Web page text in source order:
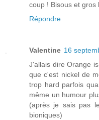
coup ! Bisous et gros
Répondre
Valentine 16
J'allais dire Orange
que c'est nickel de
trop hard parfois
même un humour
(après je sais pas
bioniques)